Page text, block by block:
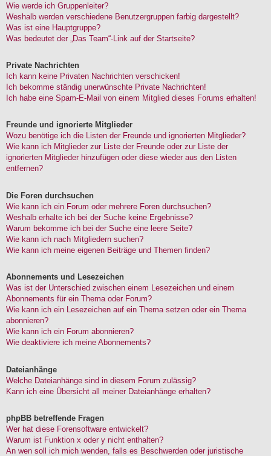
Wie werde ich Gruppenleiter?
Weshalb werden verschiedene Benutzergruppen farbig dargestellt?
Was ist eine Hauptgruppe?
Was bedeutet der „Das Team“-Link auf der Startseite?
Private Nachrichten
Ich kann keine Privaten Nachrichten verschicken!
Ich bekomme ständig unerwünschte Private Nachrichten!
Ich habe eine Spam-E-Mail von einem Mitglied dieses Forums erhalten!
Freunde und ignorierte Mitglieder
Wozu benötige ich die Listen der Freunde und ignorierten Mitglieder?
Wie kann ich Mitglieder zur Liste der Freunde oder zur Liste der
ignorierten Mitglieder hinzufügen oder diese wieder aus den Listen
entfernen?
Die Foren durchsuchen
Wie kann ich ein Forum oder mehrere Foren durchsuchen?
Weshalb erhalte ich bei der Suche keine Ergebnisse?
Warum bekomme ich bei der Suche eine leere Seite?
Wie kann ich nach Mitgliedern suchen?
Wie kann ich meine eigenen Beiträge und Themen finden?
Abonnements und Lesezeichen
Was ist der Unterschied zwischen einem Lesezeichen und einem
Abonnements für ein Thema oder Forum?
Wie kann ich ein Lesezeichen auf ein Thema setzen oder ein Thema
abonnieren?
Wie kann ich ein Forum abonnieren?
Wie deaktiviere ich meine Abonnements?
Dateianhänge
Welche Dateianhänge sind in diesem Forum zulässig?
Kann ich eine Übersicht all meiner Dateianhänge erhalten?
phpBB betreffende Fragen
Wer hat diese Forensoftware entwickelt?
Warum ist Funktion x oder y nicht enthalten?
An wen soll ich mich wenden, falls es Beschwerden oder juristische